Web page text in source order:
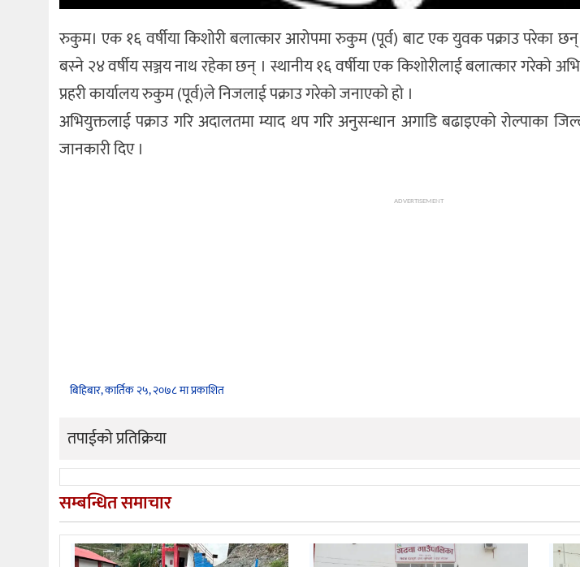
रुकुम। एक १६ वर्षीया किशोरी बलात्कार आरोपमा रुकुम (पूर्व) बाट एक युवक पक्राउ परेका छन्
बस्ने २४ वर्षीय सञ्जय नाथ रहेका छन् । स्थानीय १६ वर्षीया एक किशोरीलाई बलात्कार गरेको
प्रहरी कार्यालय रुकुम (पूर्व)ले निजलाई पक्राउ गरेको जनाएको हो ।
अभियुक्तलाई पक्राउ गरि अदालतमा म्याद थप गरि अनुसन्धान अगाडि बढाइएको रोल्पाका
जानकारी दिए ।
ADVERTISEMENT
बिहिबार, कार्तिक २५, २०७८ मा प्रकाशित
तपाईको प्रतिक्रिया
सम्बन्धित समाचार